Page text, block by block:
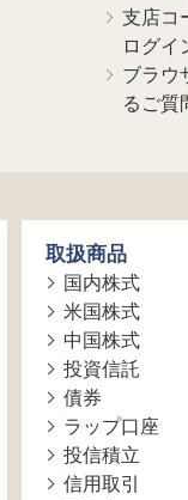
支店コ
ログイ
ブラウ
るご質
取扱商品
国内株式
米国株式
中国株式
投資信託
債券
ラップ口座
投信積立
信用取引